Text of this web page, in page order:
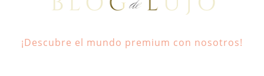
¡Descubre el mundo premium con nosotros!